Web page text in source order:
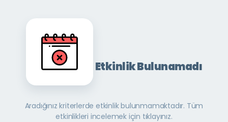
Etkinlik Bulunamadı
Aradığınız kriterlerde etkinlik bulunmamaktadır. Tüm
etkinlikleri incelemek için tıklayınız.